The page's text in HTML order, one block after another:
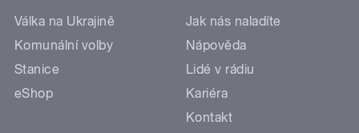
Válka na Ukrajině
Komunální volby
Stanice
eShop
Jak nás naladíte
Nápověda
Lidé v rádiu
Kariéra
Kontakt